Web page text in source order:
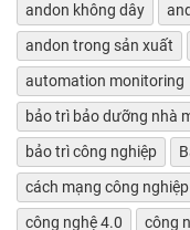
andon không dây
andon trong sản xuất
automation monitoring
bảo trì bảo dưỡng nhà
bảo trì công nghiệp
cách mạng công nghiệp
công nghệ 4.0
công